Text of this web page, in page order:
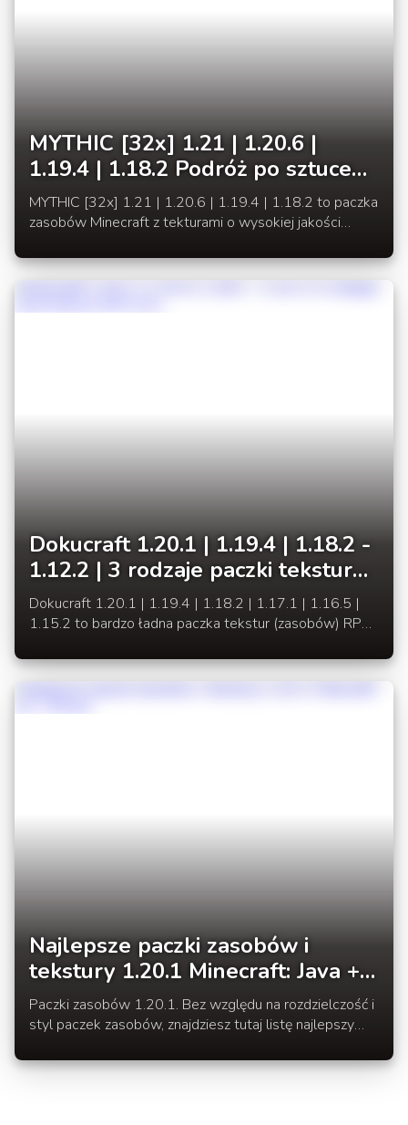
MYTHIC [32x] 1.21 | 1.20.6 |
1.19.4 | 1.18.2 Podróż po sztuce
pikseli
MYTHIC [32x] 1.21 | 1.20.6 | 1.19.4 | 1.18.2 to paczka
zasobów Minecraft z tekturami o wysokiej jakości
dzięki którym gra otrzyma nowy charakter.
Dokucraft 1.20.1 | 1.19.4 | 1.18.2 -
1.12.2 | 3 rodzaje paczki tekstur
RPG 32x
Dokucraft 1.20.1 | 1.19.4 | 1.18.2 | 1.17.1 | 1.16.5 |
1.15.2 to bardzo ładna paczka tekstur (zasobów) RPG,
Najlepsze paczki zasobów i
tekstury 1.20.1 Minecraft: Java +
Bonus
Paczki zasobów 1.20.1. Bez względu na rozdzielczość i
styl paczek zasobów, znajdziesz tutaj listę najlepszy
Tales 1.20.1